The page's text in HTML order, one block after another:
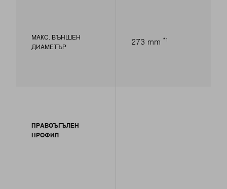
МАКС. ВЪНШЕН
ДИАМЕТЪР
ПРАВОЪГЪЛЕН
ПРОФИЛ
273 mm 1